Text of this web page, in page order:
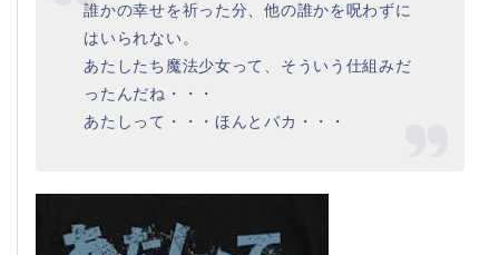
誰かの幸せを祈った分、他の誰かを呪わずに
はいられない。
あたしたち魔法少女って、そういう仕組みだ
ったんだね・・・
あたしって・・・ほんとバカ・・・